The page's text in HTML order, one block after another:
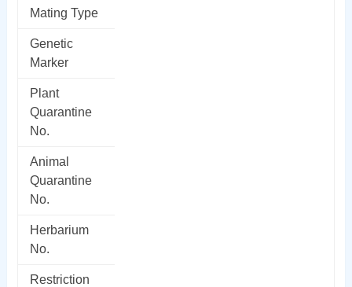
Mating Type
Genetic
Marker
Plant
Quarantine
No.
Animal
Quarantine
No.
Herbarium
No.
Restriction